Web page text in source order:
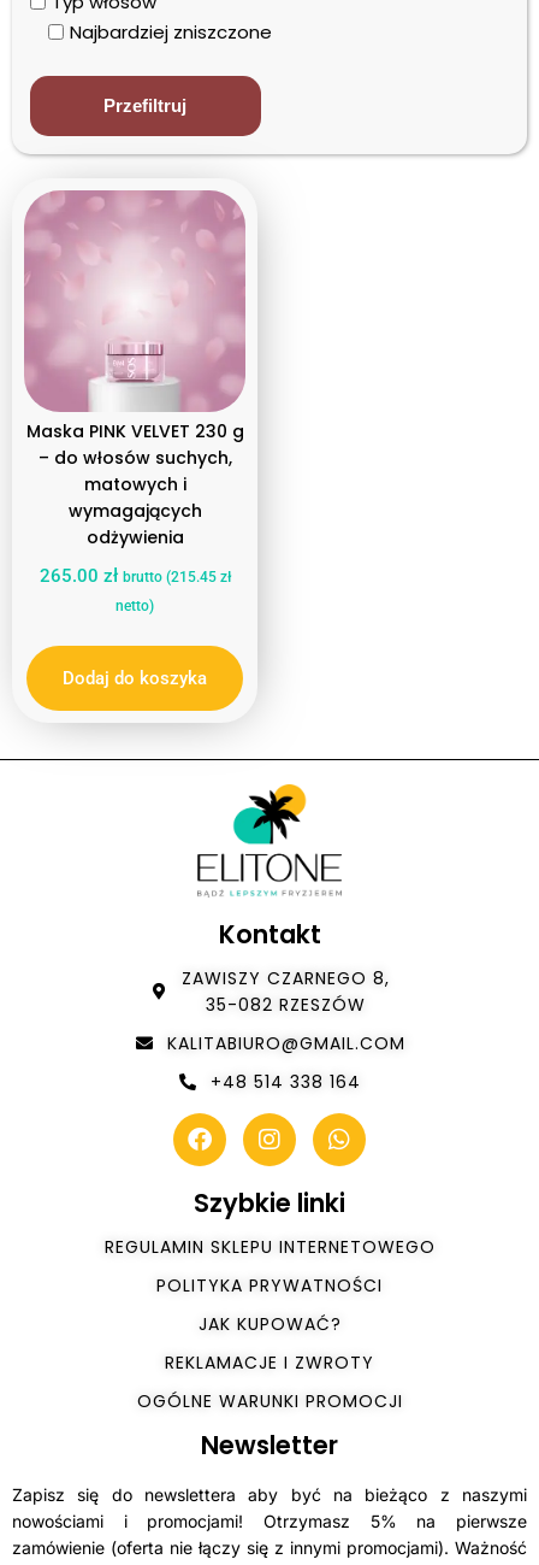
Najbardziej zniszczone
Przefiltruj
Maska PINK VELVET 230 g
– do włosów suchych,
matowych i
wymagających
odżywienia
265.00 zł brutto (215.45 zł
netto)
Dodaj do koszyka
Kontakt
ZAWISZY CZARNEGO 8,
35-082 RZESZÓW
KALITABIURO@GMAIL.COM
+48 514 338 164
Szybkie linki
REGULAMIN SKLEPU INTERNETOWEGO
POLITYKA PRYWATNOŚCI
JAK KUPOWAĆ?
REKLAMACJE I ZWROTY
OGÓLNE WARUNKI PROMOCJI
Newsletter
Zapisz się do newslettera aby być na bieżąco z naszymi
nowościami i promocjami! Otrzymasz 5% na pierwsze
zamówienie (oferta nie łączy się z innymi promocjami). Ważność